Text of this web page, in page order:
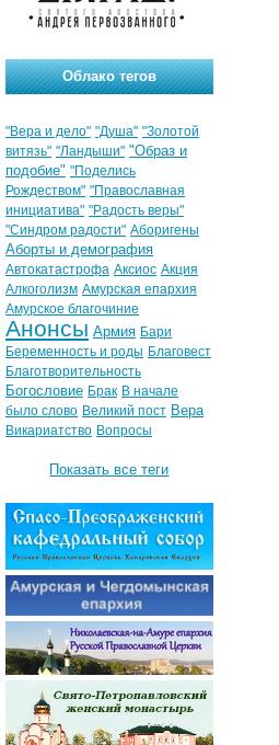
Облако тегов
"Вера и дело" "Душа" "Золотой
витязь" "Ландыши" "Образ и
подобие" "Поделись
Рождеством" "Православная
инициатива" "Радость веры"
"Синдром радости" Аборигены
Аборты и демография
Автокатастрофа Аксиос Акция
Алкоголизм Амурская епархия
Амурское благочиние
Анонсы Армия Бари
Беременность и роды Благовест
Благотворительность
Богословие Брак В начале
было слово Великий пост Вера
Викариатство Вопросы
Показать все теги